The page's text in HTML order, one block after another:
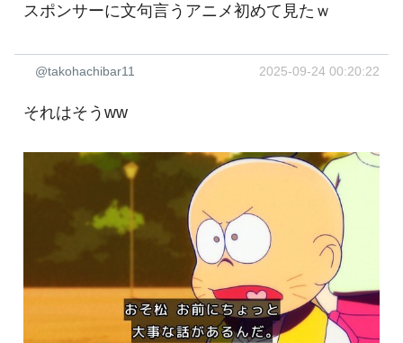
スポンサーに文句言うアニメ初めて見たｗ
@takohachibar11 2025-09-24 00:20:22
それはそうww